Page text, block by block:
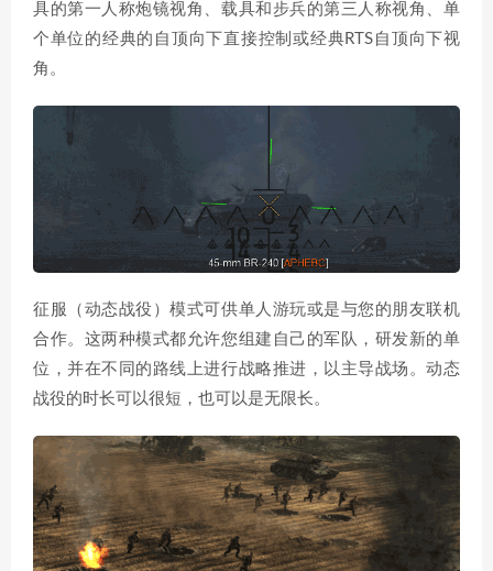
具的第一人称炮镜视角、载具和步兵的第三人称视角、单
个单位的经典的自顶向下直接控制或经典RTS自顶向下视
角。
征服（动态战役）模式可供单人游玩或是与您的朋友联机
合作。这两种模式都允许您组建自己的军队，研发新的单
位，并在不同的路线上进行战略推进，以主导战场。动态
战役的时长可以很短，也可以是无限长。